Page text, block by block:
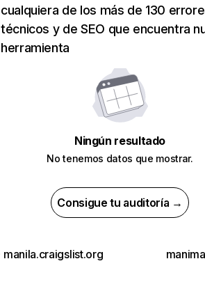
cualquiera de los más de 130
técnicos y de SEO que encuentra
herramienta
Ningún resultado
No tenemos datos que mostrar.
Consigue tu auditoría →
manila.craigslist.org